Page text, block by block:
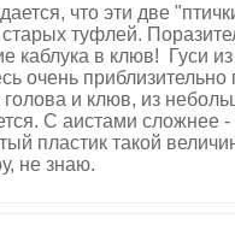
что эти две
старых туфлей.
каблука в клюв! Гуси из
очень
голова и клюв, из
С аистами сложнее -
пластик такой
не знаю.